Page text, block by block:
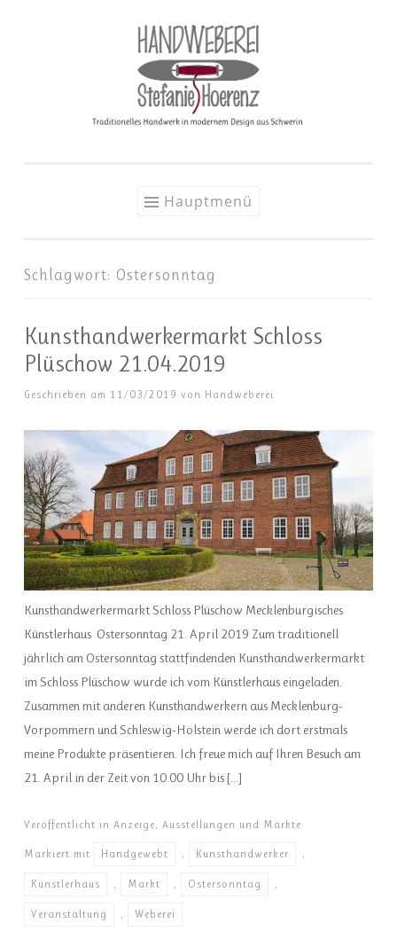
Hauptmenü
Schlagwort: Ostersonntag
Kunsthandwerkermarkt Schloss
Plüschow 21.04.2019
Geschrieben am 11/03/2019 von Handweberei
Kunsthandwerkermarkt Schloss Plüschow Mecklenburgisches
Künstlerhaus Ostersonntag 21. April 2019 Zum traditionell
jährlich am Ostersonntag stattfindenden Kunsthandwerkermarkt
im Schloss Plüschow wurde ich vom Künstlerhaus eingeladen.
Zusammen mit anderen Kunsthandwerkern aus Mecklenburg-
Vorpommern und Schleswig-Holstein werde ich dort erstmals
meine Produkte präsentieren. Ich freue mich auf Ihren Besuch am
21. April in der Zeit von 10.00 Uhr bis […]
Veröffentlicht in Anzeige Ausstellungen und Märkte
Markiert mit Handgewebt Kunsthandwerker
Künstlerhaus Markt Ostersonntag
Veranstaltung Weberei